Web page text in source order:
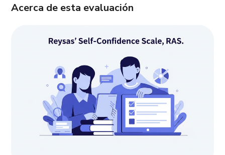
Acerca de esta evaluación